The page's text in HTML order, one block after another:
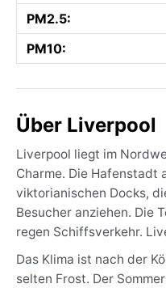
PM2.5:
PM10:
Über Liverpool
Liverpool liegt im
Charme. Die Hafenstadt
viktorianischen Docks,
Besucher anziehen. Die
regen Schiffsverkehr.
Das Klima ist nach der
selten Frost. Der